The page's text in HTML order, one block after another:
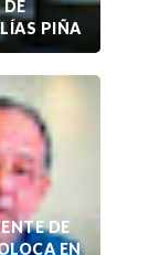
PIÑA
DE
EN